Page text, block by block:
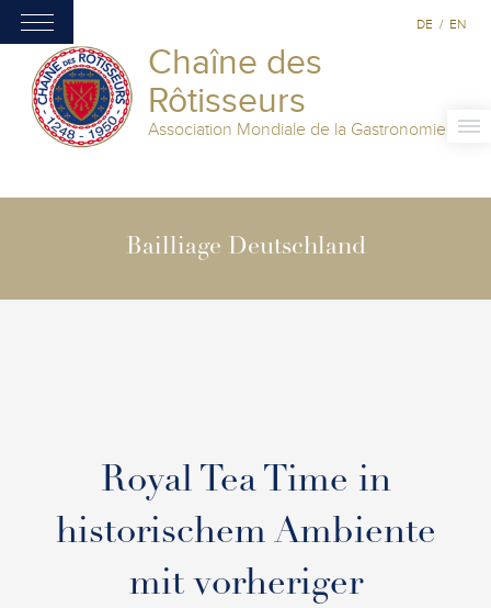
Chaîne des
Rôtisseurs
Association Mondiale de la Gastronomie
DE / EN
Bailliage Deutschland
Royal Tea Time in
historischem Ambiente
mit vorheriger